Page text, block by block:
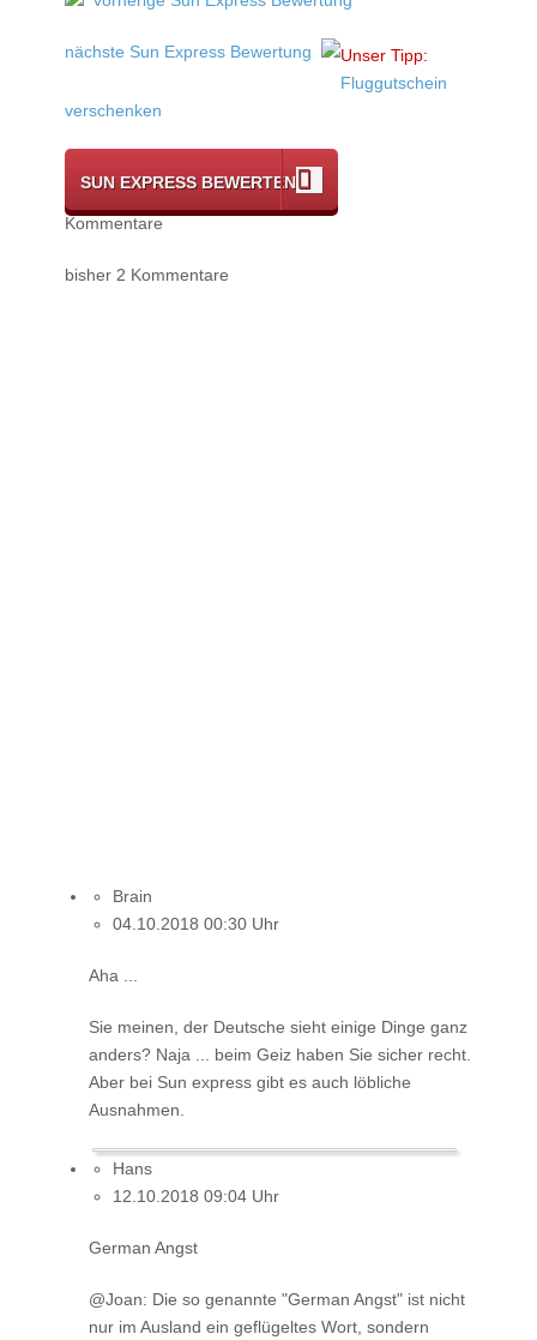
nächste Sun Express Bewertung
Unser Tipp:
Fluggutschein
verschenken
SUN EXPRESS BEWERTEN
Kommentare
bisher 2 Kommentare
Brain
04.10.2018 00:30 Uhr
Aha ...
Sie meinen, der Deutsche sieht einige Dinge ganz
anders? Naja ... beim Geiz haben Sie sicher recht.
Aber bei Sun express gibt es auch löbliche
Ausnahmen.
Hans
12.10.2018 09:04 Uhr
German Angst
@Joan: Die so genannte "German Angst" ist nicht
nur im Ausland ein geflügeltes Wort, sondern